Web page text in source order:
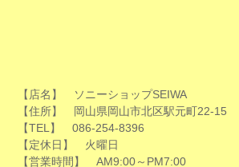
【店名】 ソニーショップSEIWA
【住所】 岡山県岡山市北区駅元町22-15
【TEL】 086-254-8396
【定休日】 火曜日
【営業時間】 AM9:00～PM7:00